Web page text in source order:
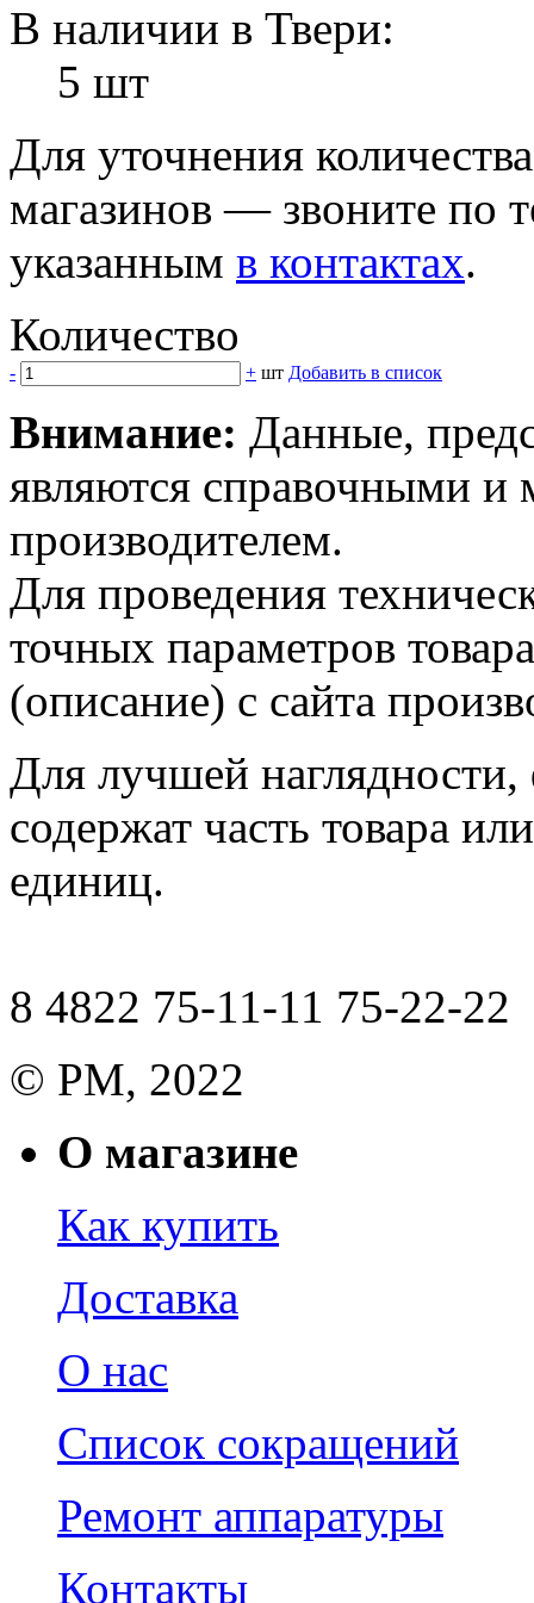
В наличии в Твери:
5 шт
Для уточнения
магазинов — звоните по
указанным в контактах.
Количество
- + шт Добавить в список
Внимание: Данные,
являются справочными и
производителем.
Для проведения
точных параметров
(описание) с сайта
Для лучшей наглядности,
содержат часть товара
единиц.
8 4822 75-11-11 75-22-22
© РМ, 2022
О магазине
Как купить
Доставка
О нас
Список сокращений
Ремонт аппаратуры
Контакты